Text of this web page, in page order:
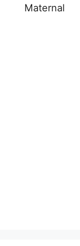
Maternal